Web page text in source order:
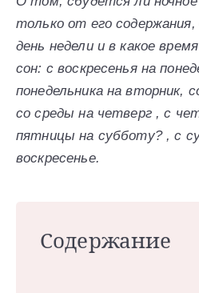
только от его
день недели и в какое
сон: с воскресенья на
понедельника на вторник,
со среды на четверг , с
пятницы на субботу? , с
воскресенье.
Содержание